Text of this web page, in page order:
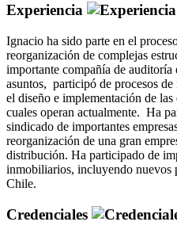
Experiencia
Ignacio ha sido parte en el
reorganización de complejas
importante compañía de
asuntos, participó de procesos
el diseño e implementación de las
cuales operan actualmente. Ha
sindicado de importantes
reorganización de una gran
distribución. Ha participado de
inmobiliarios, incluyendo nuevos
Chile.
Credenciales